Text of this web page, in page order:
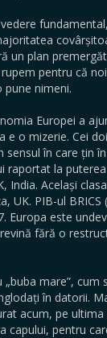
un plan
pentru că
pune nimeni.
Europei a
o mizerie. Cei
în care țin
la
India. Același
UK. PIB-ul
Europa este
fără o
mare”,
în datorii.
acum, pe
capului, pentru